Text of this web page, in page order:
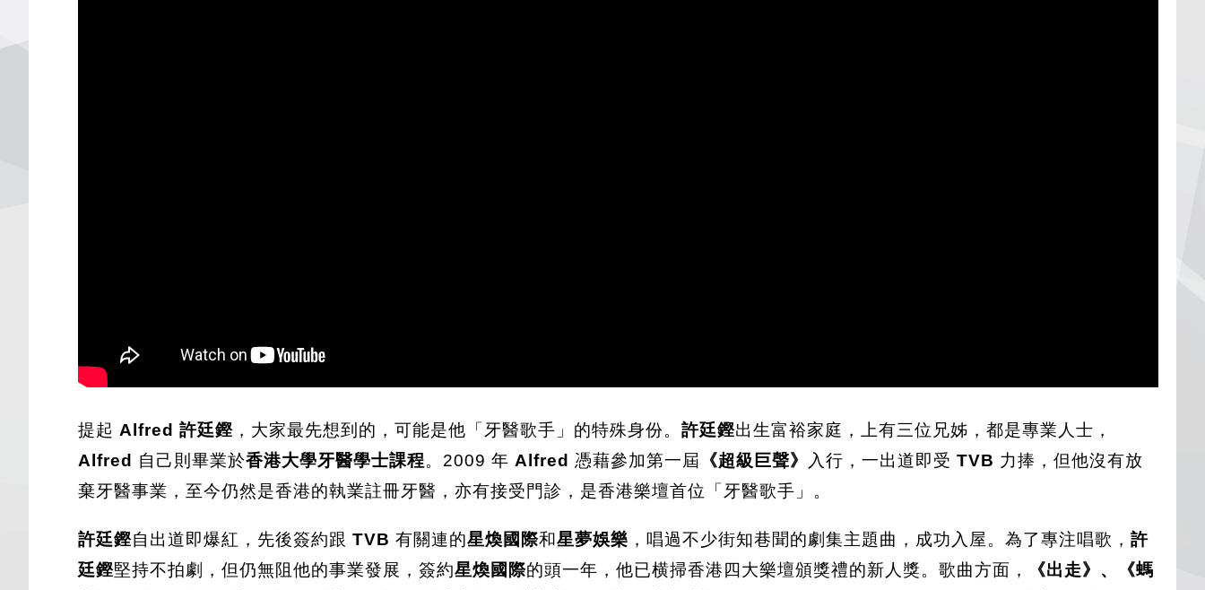
提起 Alfred 許廷鏗 ，大家最先想到的，可能是他「牙醫歌手」的特殊身份。 許廷鏗出生富裕家庭，上有三位兄姊，都是專業人士，
Alfred
自己則畢業於香港大學牙醫學士課程。2009 年 Alfred 憑藉參加第一屆 《超級巨聲》 入行，一出道即受 TVB 力捧，但他沒有放
棄牙醫事業，至今仍然是香港的執業註冊牙醫，亦有接受門診，是香港樂壇首位「牙醫歌手」。
許廷鏗自出道即爆紅，先後簽約跟 TVB 有關連的星煥國際和星夢娛樂 ，唱過不少街知巷聞的劇集主題曲，成功入屋。為了專注唱歌， 許
廷鏗堅持不拍劇，但仍無阻他的事業發展，簽約星煥國際的頭一年，他已横掃香港四大樂壇頒獎禮的新人獎。歌曲方面，
《出走》、《螞